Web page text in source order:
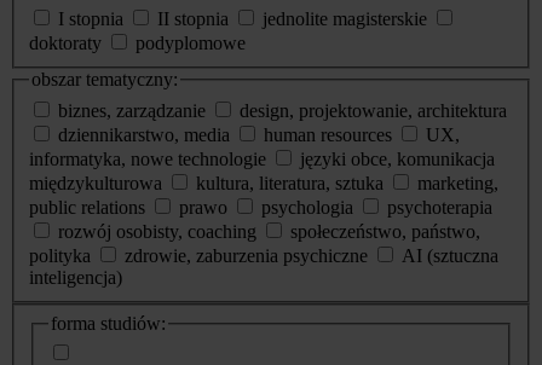
I stopnia
II stopnia
jednolite magisterskie
doktoraty
podyplomowe
obszar tematyczny:
biznes, zarządzanie
design, projektowanie, architektura
dziennikarstwo, media
human resources
UX,
informatyka, nowe technologie
języki obce, komunikacja
międzykulturowa
kultura, literatura, sztuka
marketing,
public relations
prawo psychologia
psychoterapia
rozwój osobisty, coaching
społeczeństwo, państwo,
polityka
zdrowie, zaburzenia psychiczne
AI (sztuczna
inteligencja)
dodatkowe
informacje
forma studiów: